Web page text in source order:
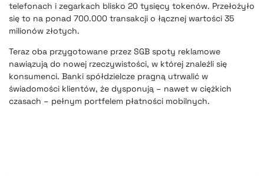
telefonach i zegarkach blisko 20 tysięcy tokenów. Przełożyło
się to na ponad 700.000 transakcji o łącznej wartości 35
milionów złotych.
Teraz oba przygotowane przez SGB spoty reklamowe
nawiązują do nowej rzeczywistości, w której znaleźli się
konsumenci. Banki spółdzielcze pragną utrwalić w
świadomości klientów, że dysponują – nawet w ciężkich
czasach – pełnym portfelem płatności mobilnych.